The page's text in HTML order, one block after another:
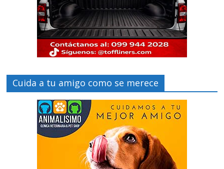
Cuida a tu amigo como se merece